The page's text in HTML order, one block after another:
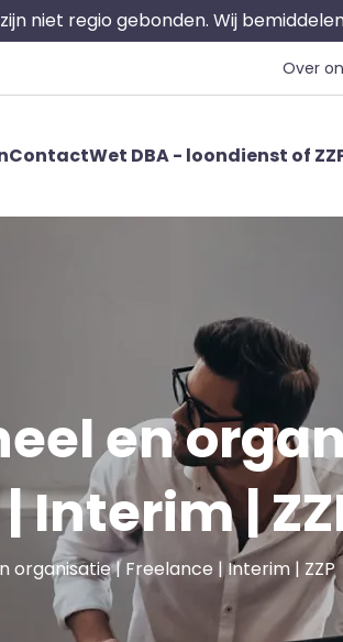
niet regio gebonden. Wij
Over
ContactWet DBA - loondienst of
en
Interim |
organisatie | Freelance | Interim | ZZP